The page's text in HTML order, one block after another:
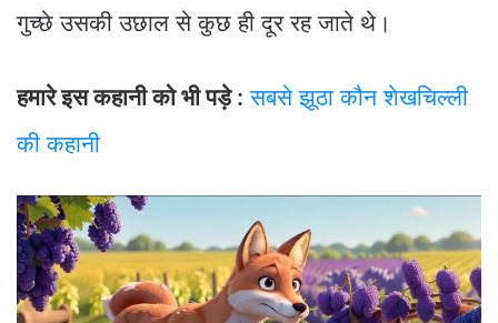
गुच्छे उसकी उछाल से कुछ ही दूर रह जाते थे।
हमारे इस कहानी को भी पड़े : सबसे झूठा कौन शेखचिल्ली
की कहानी